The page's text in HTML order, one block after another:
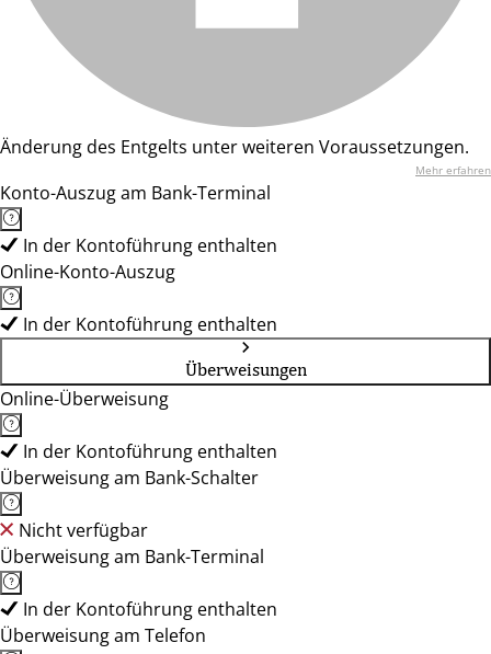
Änderung des Entgelts unter weiteren Voraussetzungen.
Mehr erfahren
Konto-Auszug am Bank-Terminal
In der Kontoführung enthalten
Online-Konto-Auszug
In der Kontoführung enthalten
Überweisungen
Online-Überweisung
In der Kontoführung enthalten
Überweisung am Bank-Schalter
Nicht verfügbar
Überweisung am Bank-Terminal
In der Kontoführung enthalten
Überweisung am Telefon